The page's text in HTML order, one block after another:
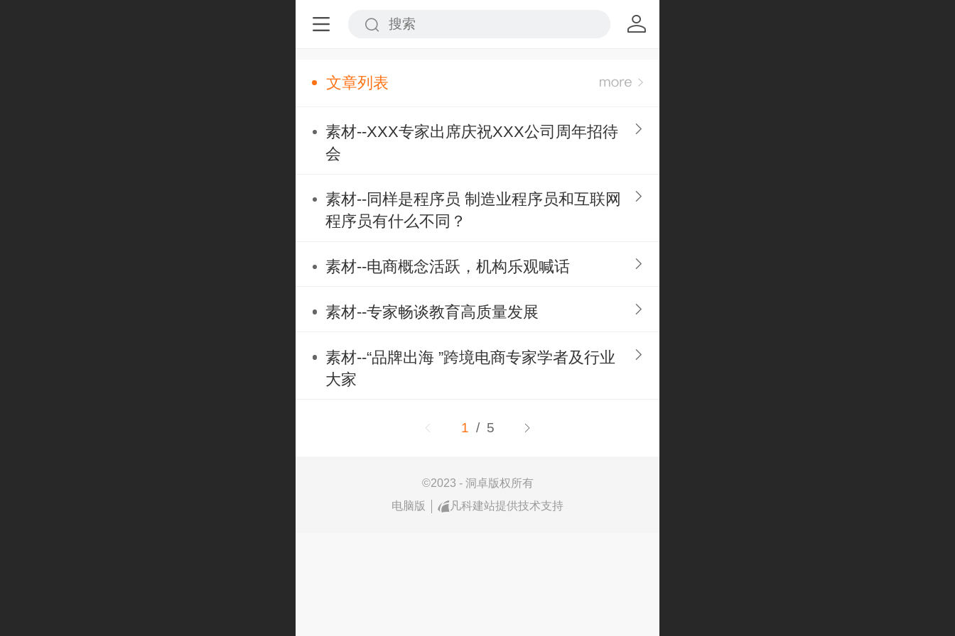
文章列表
素材--XXX专家出席庆祝XXX公司周年招待
会
素材--同样是程序员 制造业程序员和互联网
程序员有什么不同？
素材--电商概念活跃，机构乐观喊话
素材--专家畅谈教育高质量发展
素材--“品牌出海 ”跨境电商专家学者及行业
大家
1 / 5
©2023 - 洞卓版权所有
电脑版
凡科建站提供技术支持